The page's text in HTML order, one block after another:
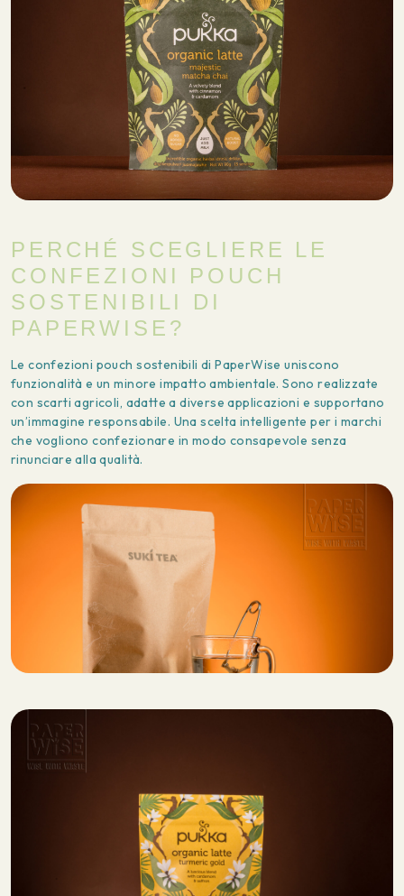
PERCHÉ SCEGLIERE LE
CONFEZIONI POUCH
SOSTENIBILI DI
PAPERWISE?
Le confezioni pouch sostenibili di PaperWise uniscono
funzionalità e un minore impatto ambientale. Sono realizzate
con scarti agricoli, adatte a diverse applicazioni e supportano
un’immagine responsabile. Una scelta intelligente per i marchi
che vogliono confezionare in modo consapevole senza
rinunciare alla qualità.